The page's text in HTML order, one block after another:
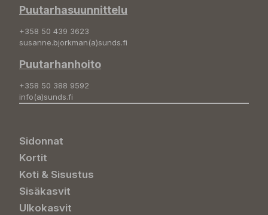
Puutarhasuunnittelu
+358 50 439 3623
susanne.bjorkman(a)sunds.fi
Puutarhanhoito
+358 50 388 9592
info(a)sunds.fi
Sidonnat
Kortit
Koti & Sisustus
Sisäkasvit
Ulkokasvit